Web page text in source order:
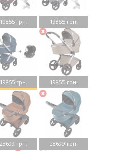
19855 грн. 19855 грн.
19855 грн. 19855 грн.
23699 грн. 23699 грн.